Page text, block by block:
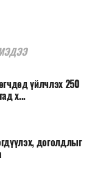
хэрэг үүсгэн
байгаа бөгөөд
аж.
томоохон ой,
байгаагийн
мужид
ойрын
дахин огцом
байгааг
үйлчлэх 250
х...
доголдлыг